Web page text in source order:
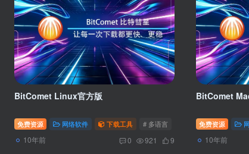
# 官方版 # APK
BitComet Linux官方版
免费资源 网络软件 下载工具 # 多语言 # 官方版 # 下载
10年前 0 921 9
BitComet
免费资源
10年前
使用社交账号登录即表示同意用户协议、